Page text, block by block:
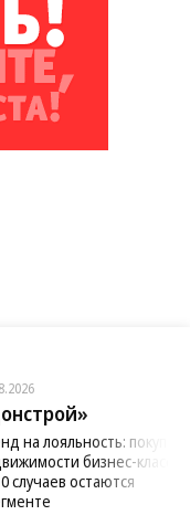
на лояльность:
бизнес-класса
случаев остаются